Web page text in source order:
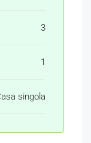
3
1
singola